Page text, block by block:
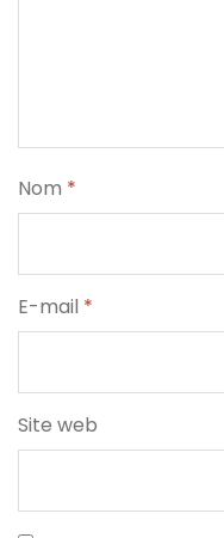
Nom *
E-mail *
Site web